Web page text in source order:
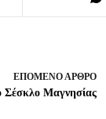
ΕΠΌΜΕΝΟ ΆΡΘΡΟ
Σέσκλο Μαγνησίας